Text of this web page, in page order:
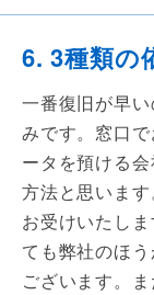
6. 3種類の
一番復旧が早
みです。窓口
ータを預ける
方法と思いま
お受けいたし
ても弊社のほ
ございます。